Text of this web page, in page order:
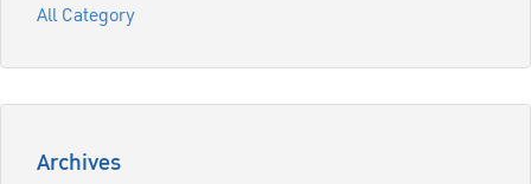
All Category
Archives